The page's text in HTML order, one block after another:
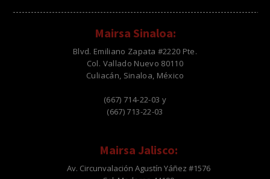
Mairsa Sinaloa:
Blvd. Emiliano Zapata #2220 Pte.
Col. Vallado Nuevo 80110
Culiacán, Sinaloa, México
(667) 714-22-03 y
(667) 713-22-03
Mairsa Jalisco:
Av. Circunvalación Agustín Yáñez #1576